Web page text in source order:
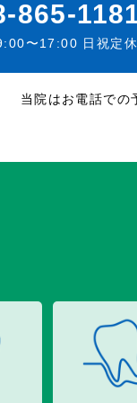
865-
〜17:00 日祝定休
当院はお電話での